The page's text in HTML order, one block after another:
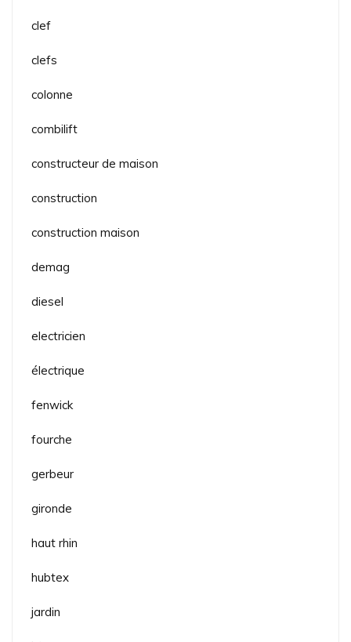
clef
clefs
colonne
combilift
constructeur de maison
construction
construction maison
demag
diesel
electricien
électrique
fenwick
fourche
gerbeur
gironde
haut rhin
hubtex
jardin